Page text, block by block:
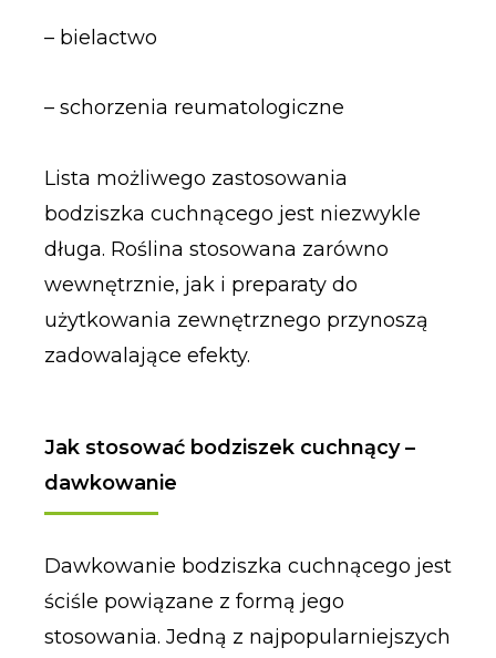
– bielactwo
– schorzenia reumatologiczne
Lista możliwego zastosowania
bodziszka cuchnącego jest niezwykle
długa. Roślina stosowana zarówno
wewnętrznie, jak i preparaty do
użytkowania zewnętrznego przynoszą
zadowalające efekty.
Jak stosować bodziszek cuchnący –
dawkowanie
Dawkowanie bodziszka cuchnącego jest
ściśle powiązane z formą jego
stosowania. Jedną z najpopularniejszych